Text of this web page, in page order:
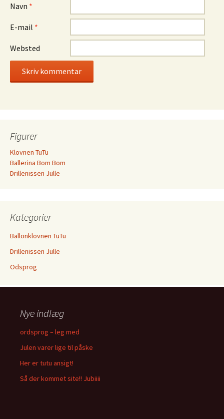
Navn *
E-mail *
Websted
Figurer
Klovnen TuTu
Ballerina Bom Bom
Drillenissen Julle
Kategorier
Ballonklovnen TuTu
Drillenissen Julle
Odsprog
Nye indlæg
ordsprog – leg med
Julen varer lige til påske
Her er tutu ansigt!
Så der kommet site!! Jubiiii